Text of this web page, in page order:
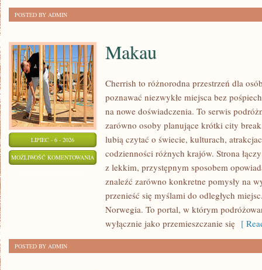
POSTED BY ADMIN
LIPIEC - 6 - 2026
MOŻLIWOŚĆ KOMENTOWANIA MAKAU
Makau
Cherrish to różnorodna przestrzeń dla
poznawać niezwykłe miejsca bez
na nowe doświadczenia. To serwis
zarówno osoby planujące krótki city
lubią czytać o świecie, kulturach,
codzienności różnych krajów. Strona
z lekkim, przystępnym sposobem
znaleźć zarówno konkretne pomysły na
przenieść się myślami do odległych
Norwegia. To portal, w którym
wyłącznie jako przemieszczanie się [
POSTED BY ADMIN